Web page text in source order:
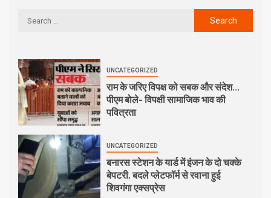
UNCATEGORIZED
राम के जरिए विपक्ष को सबक और संदेश…
पीएम बोले- विपक्षी सामाजिक भाव की
पवित्रता
UNCATEGORIZED
बनारस स्टेशन के यार्ड में इंजन के दो चक्के
बेपटरी, बदले प्लेटफॉर्म से रवाना हुई
शिवगंगा एक्सप्रेस